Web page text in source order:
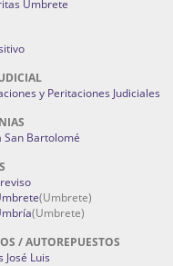
Umbrete
y Peritaciones Judiciales
San Bartolomé
(Umbrete)
(Umbrete)
/ AUTOREPUESTOS
José Luis